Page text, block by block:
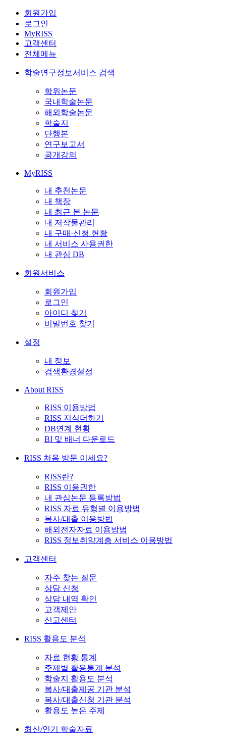
회원가입
로그인
MyRISS
고객센터
전체메뉴
학술연구정보서비스 검색
학위논문
국내학술논문
해외학술논문
학술지
단행본
연구보고서
공개강의
MyRISS
내 추천논문
내 책장
내 최근 본 논문
내 저작물관리
내 구매·신청 현황
내 서비스 사용권한
내 관심 DB
회원서비스
회원가입
로그인
아이디 찾기
비밀번호 찾기
설정
내 정보
검색환경설정
About RISS
RISS 이용방법
RISS 지식더하기
DB연계 현황
BI 및 배너 다운로드
RISS 처음 방문 이세요?
RISS란?
RISS 이용권한
내 관심논문 등록방법
RISS 자료 유형별 이용방법
복사/대출 이용방법
해외전자자료 이용방법
RISS 정보취약계층 서비스 이용방법
고객센터
자주 찾는 질문
상담 신청
상담 내역 확인
고객제안
신고센터
RISS 활용도 분석
자료 현황 통계
주제별 활용통계 분석
학술지 활용도 분석
복사/대출제공 기관 분석
복사/대출신청 기관 분석
활용도 높은 주제
최신/인기 학술자료